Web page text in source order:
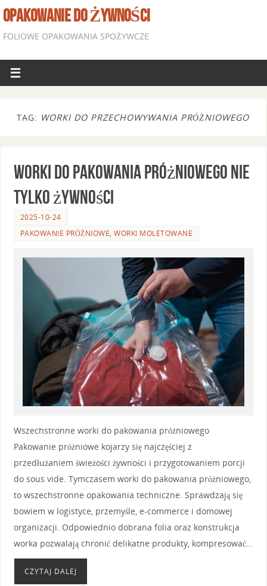
OPAKOWANIE DO ŻYWNOŚCI
FOLIOWE OPAKOWANIA SPOŻYWCZE
TAG: WORKI DO PRZECHOWYWANIA PRÓŻNIOWEGO
Worki do pakowania próżniowego nie
tylko żywności
2025-10-24
PAKOWANIE PRÓŻNIOWE,WORKI MOLETOWANE
Wszechstronne worki do pakowania próżniowego
Pakowanie próżniowe kojarzy się najczęściej z
przedłużaniem świeżości żywności i przygotowaniem porcji
do sous vide. Tymczasem worki do pakowania próżniowego,
to wszechstronne opakowania techniczne. Sprawdzają się
bowiem w logistyce, przemyśle, e-commerce i domowej
organizacji. Odpowiednio dobrana folia oraz konstrukcja
worka pozwalają chronić delikatne produkty, kompresować…
CZYTAJ DALEJ